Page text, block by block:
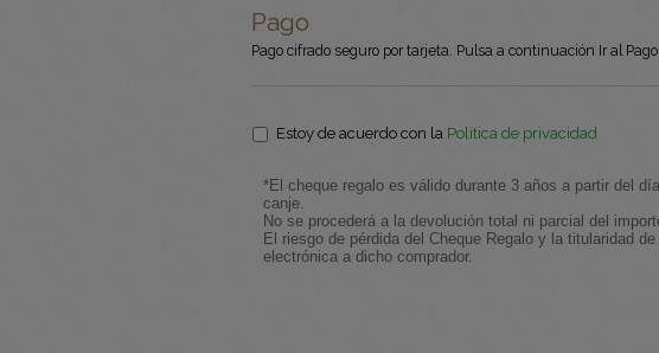
Pago
Pago cifrado seguro por tarjeta. Pulsa a continuación Ir al Pago
Política
Estoy de acuerdo con la Política de privacidad